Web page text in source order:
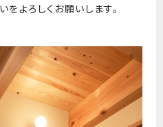
をよろしくお願いします。